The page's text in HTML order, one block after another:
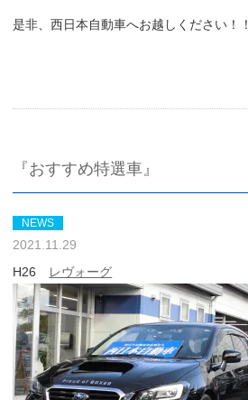
是非、西日本自動車へお越しください！！
『おすすめ特選車』
NEWS
2021.11.29
H26
レヴォーグ